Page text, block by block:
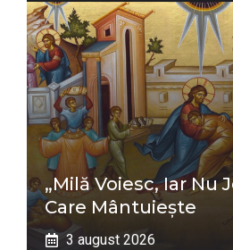
„Milă Voiesc, Iar Nu
Care Mântuiește
3 august 2026